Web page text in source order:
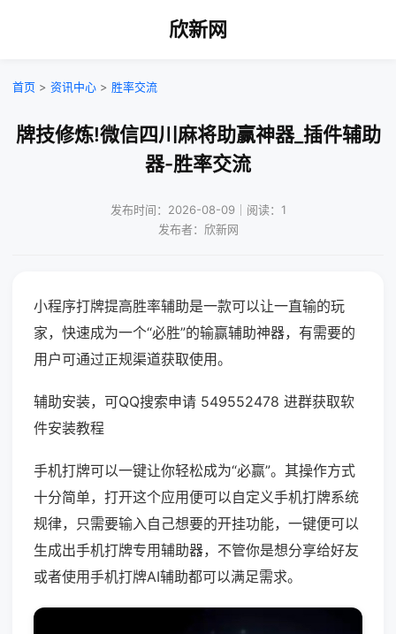
欣新网
首页 > 资讯中心 > 胜率交流
牌技修炼!微信四川麻将助赢神器_插件辅助
器-胜率交流
发布时间：2026-08-09｜阅读：1
发布者：欣新网
小程序打牌提高胜率辅助是一款可以让一直输的玩
家，快速成为一个“必胜”的输赢辅助神器，有需要的
用户可通过正规渠道获取使用。
辅助安装，可QQ搜索申请 549552478 进群获取软
件安装教程
手机打牌可以一键让你轻松成为“必赢”。其操作方式
十分简单，打开这个应用便可以自定义手机打牌系统
规律，只需要输入自己想要的开挂功能，一键便可以
生成出手机打牌专用辅助器，不管你是想分享给好友
或者使用手机打牌AI辅助都可以满足需求。